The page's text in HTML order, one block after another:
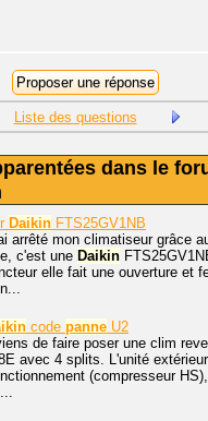
Liste des questions
dans le
Daikin FTS25GV1NB
arrêté mon climatiseur grâce
c'est une Daikin
elle fait une ouverture et
code panne U2
de faire poser une clim
avec 4 splits. L'unité
(compresseur